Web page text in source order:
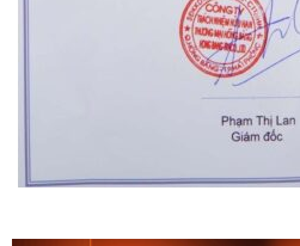
Orient Nam RA-